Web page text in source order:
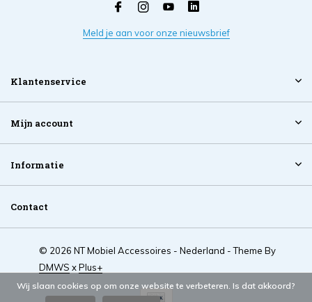
Meld je aan voor onze nieuwsbrief
Klantenservice
Mijn account
Informatie
Contact
© 2026 NT Mobiel Accessoires - Nederland - Theme By
DMWS xPlus+
Wij slaan cookies op om onze website te verbeteren. Is dat akkoord?